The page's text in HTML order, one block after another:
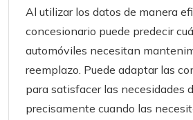
Al utilizar los datos de manera
concesionario puede predecir
automóviles necesitan
reemplazo. Puede adaptar las
para satisfacer las necesidades
precisamente cuando las